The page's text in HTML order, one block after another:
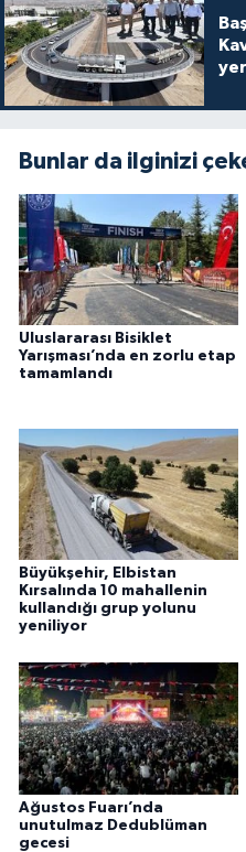
Bunlar da ilginizi
Uluslararası Bisiklet
Yarışması’nda en zorlu etap
tamamlandı
Büyükşehir, Elbistan
Kırsalında 10 mahallenin
kullandığı grup yolunu
yeniliyor
Ağustos Fuarı’nda
unutulmaz Dedublüman
gecesi